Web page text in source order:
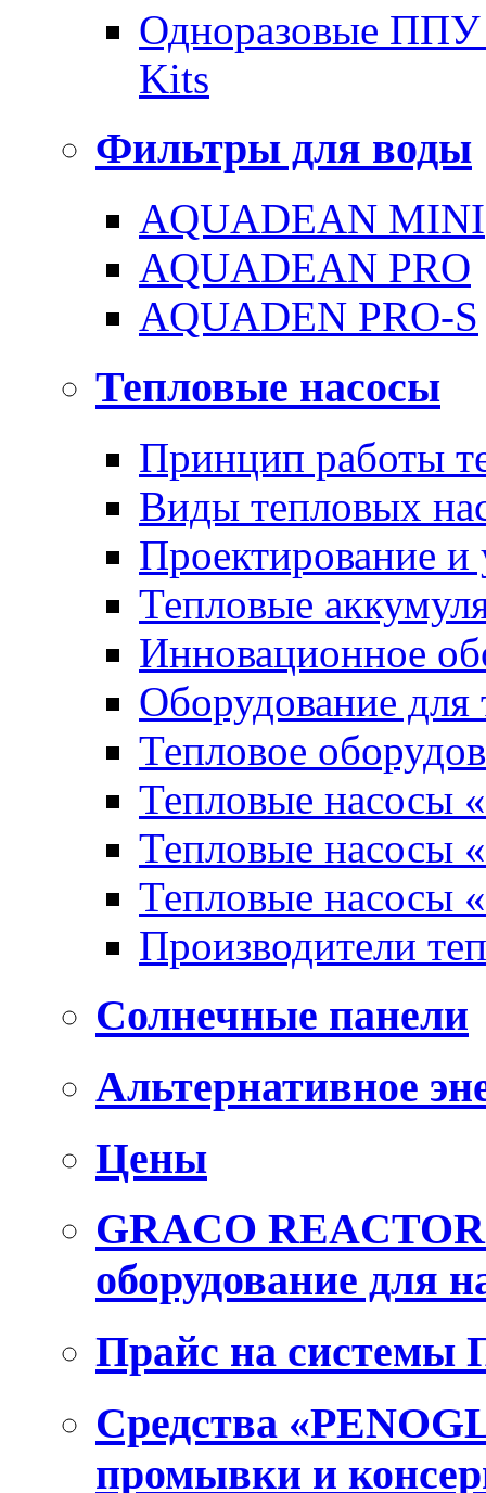
Одноразовые ППУ
Kits
Фильтры для воды
AQUADEAN MINI
AQUADEAN PRO
AQUADEN PRO-S
Тепловые насосы
Принцип работы
Виды тепловых
Проектирование и
Тепловые
Инновационное
Оборудование для
Тепловое
Тепловые насосы
Тепловые насосы
Тепловые насосы
Производители
Солнечные панели
Альтернативное
Цены
GRACO
оборудование для
Прайс на
Средства
промывки и